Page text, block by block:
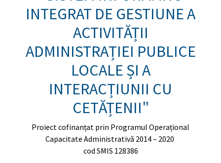
INTEGRAT DE GESTIUNE A
ACTIVITĂȚII
ADMINISTRAȚIEI PUBLICE
LOCALE ȘI A
INTERACȚIUNII CU
CETĂȚENII"
Proiect cofinanțat prin Programul Operațional
Capacitate Administrativă 2014 – 2020
cod SMIS 128386